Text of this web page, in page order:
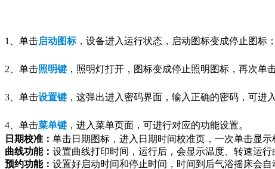
1、单击启动图标，设备进入运行状态，启动图标变成停止图标
2、单击照明键 ，照明灯打开，图标变成停止照明图标，再次单
3、单击设置键 ，这弹出进入密码界面，输入正确的密码，可进
4、单击菜单键 ，进入菜单页面，可进行对应的功能设置。
日期校准： 单击日期图标，进入日期时间校准页，一次单击显
曲线功能： 设置曲线打印时间，运行后，会显示温度、转速运行
预约功能： 设置好启动时间和停止时间，时间到后气浴摇床会自